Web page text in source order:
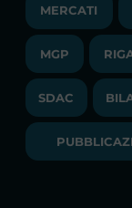
MERCATI
MGP
SDAC